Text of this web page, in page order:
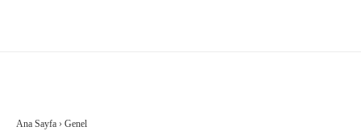
Ana Sayfa › Genel